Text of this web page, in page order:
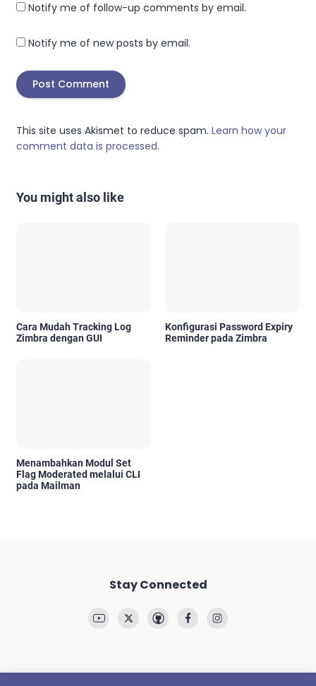
Notify me of follow-up comments by email.
Notify me of new posts by email.
This site uses Akismet to reduce spam. Learn how your
comment data is processed.
You might also like
Cara Mudah Tracking Log
Zimbra dengan GUI
Konfigurasi Password Expiry
Reminder pada Zimbra
Menambahkan Modul Set
Flag Moderated melalui CLI
pada Mailman
Stay Connected